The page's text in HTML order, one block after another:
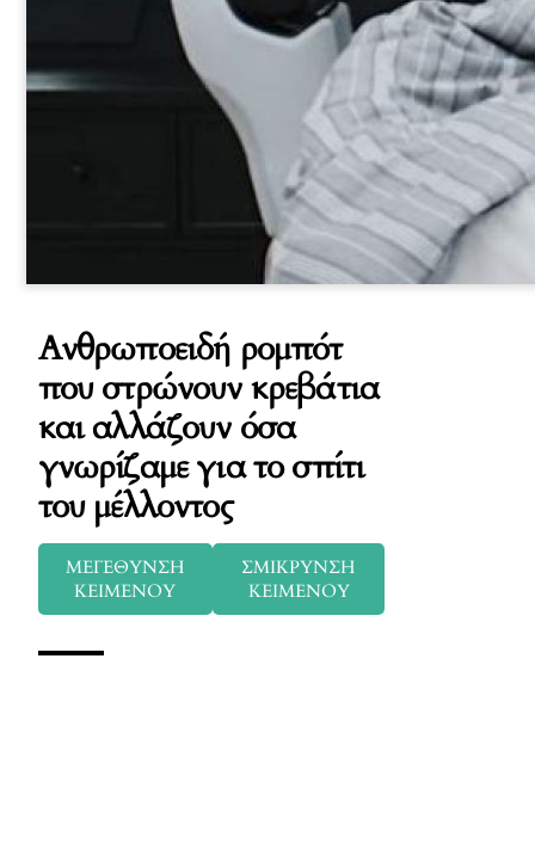
Ανθρωποειδή ρομπότ
που στρώνουν κρεβάτια
και αλλάζουν όσα
γνωρίζαμε για το σπίτι
του μέλλοντος
ΜΕΓΕΘΥΝΣΗ
ΚΕΙΜΕΝΟΥ
ΣΜΙΚΡΥΝΣΗ
ΚΕΙΜΕΝΟΥ